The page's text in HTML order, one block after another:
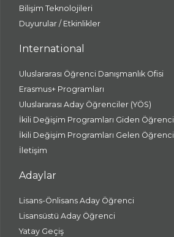
Bilişim Teknolojileri
Duyurular / Etkinlikler
International
Uluslararası Öğrenci Danışmanlık Ofisi
Erasmus+ Programları
Uluslararası Aday Öğrenciler (YÖS)
İkili Değişim Programları Giden Öğrenci
İkili Değişim Programları Gelen Öğrenci
İletişim
Adaylar
Lisans-Önlisans Aday Öğrenci
Lisansüstü Aday Öğrenci
Yatay Geçiş